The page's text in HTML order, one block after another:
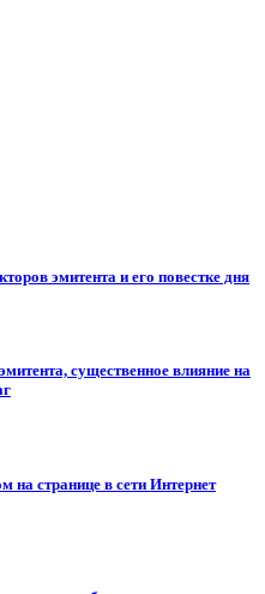
эмитента и его повестке дня
существенное влияние на
странице в сети Интернет